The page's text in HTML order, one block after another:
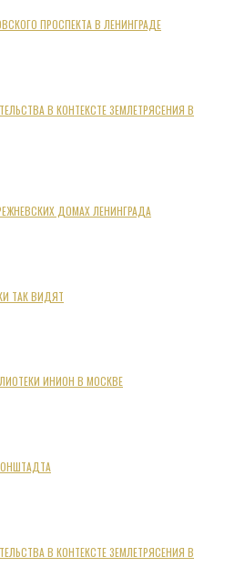
ПРОСПЕКТА В ЛЕНИНГРАДЕ
В КОНТЕКСТЕ ЗЕМЛЕТРЯСЕНИЯ В
ДОМАХ ЛЕНИНГРАДА
ТАК ВИДЯТ
ИНИОН В МОСКВЕ
В КОНТЕКСТЕ ЗЕМЛЕТРЯСЕНИЯ В